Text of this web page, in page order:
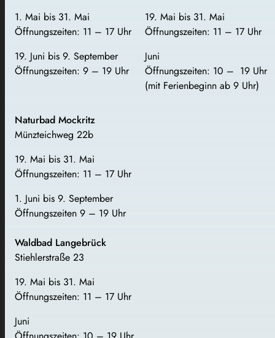
1. Mai bis 31. Mai
Öffnungszeiten: 11 – 17 Uhr
19. Juni bis 9. September
Öffnungszeiten: 9 – 19 Uhr
19. Mai bis 31. Mai
Öffnungszeiten: 11 – 17 Uhr
Juni
Öffnungszeiten: 10 – 19 Uhr
(mit Ferienbeginn ab 9 Uhr)
Naturbad Mockritz
Münzteichweg 22b
19. Mai bis 31. Mai
Öffnungszeiten: 11 – 17 Uhr
1. Juni bis 9. September
Öffnungszeiten 9 – 19 Uhr
Waldbad Langebrück
Stiehlerstraße 23
19. Mai bis 31. Mai
Öffnungszeiten: 11 – 17 Uhr
Juni